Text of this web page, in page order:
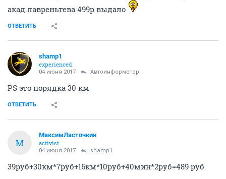
акад.лавреньтева 499р выдало
ОТВЕТИТЬ
shamp1
experienced
04 июня 2017 Автоинформатор
PS это порядка 30 км
ОТВЕТИТЬ
М
МаксимЛасточкин
activist
04 июня 2017 shamp1
39руб+30км*7руб+16км*10руб+40мин*2руб=489 руб